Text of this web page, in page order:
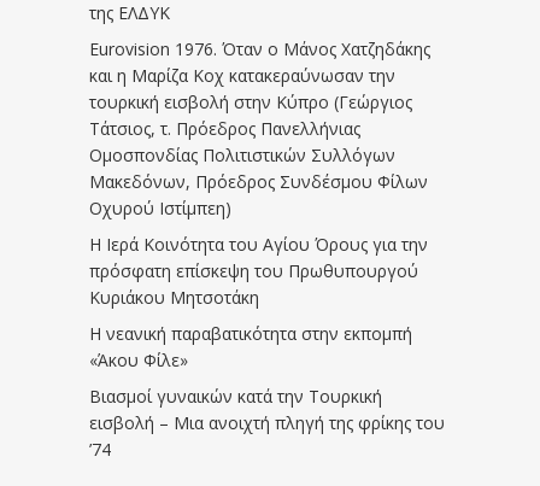
της ΕΛΔΥΚ
Eurovision 1976. Όταν ο Μάνος Χατζηδάκης
και η Μαρίζα Κοχ κατακεραύνωσαν την
τουρκική εισβολή στην Κύπρο (Γεώργιος
Τάτσιος, τ. Πρόεδρος Πανελλήνιας
Ομοσπονδίας Πολιτιστικών Συλλόγων
Μακεδόνων, Πρόεδρος Συνδέσμου Φίλων
Οχυρού Ιστίμπεη)
Η Ιερά Κοινότητα του Αγίου Όρους για την
πρόσφατη επίσκεψη του Πρωθυπουργού
Κυριάκου Μητσοτάκη
Η νεανική παραβατικότητα στην εκπομπή
«Άκου Φίλε»
Βιασμοί γυναικών κατά την Τουρκική
εισβολή – Μια ανοιχτή πληγή της φρίκης του
’74